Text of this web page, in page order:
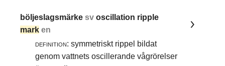
böljeslagsmärkesvoscillation ripple
mark en
definition: symmetriskt rippel bildat
genom vattnets oscillerande vågrörelser